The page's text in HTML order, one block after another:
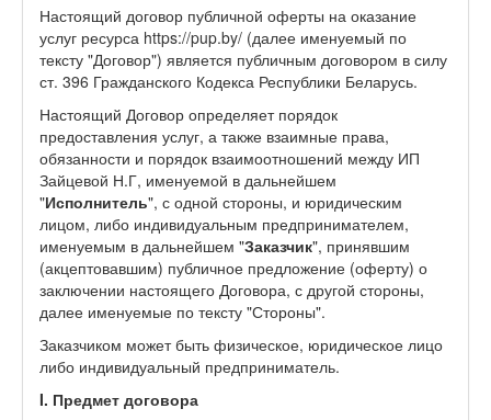
Настоящий договор публичной оферты на оказание
услуг ресурса https://pup.by/ (далее именуемый по
тексту "Договор") является публичным договором в силу
ст. 396 Гражданского Кодекса Республики Беларусь.
Настоящий Договор определяет порядок
предоставления услуг, а также взаимные права,
обязанности и порядок взаимоотношений между ИП
Зайцевой Н.Г, именуемой в дальнейшем
"Исполнитель", с одной стороны, и юридическим
лицом, либо индивидуальным предпринимателем,
именуемым в дальнейшем "Заказчик", принявшим
(акцептовавшим) публичное предложение (оферту) о
заключении настоящего Договора, с другой стороны,
далее именуемые по тексту "Стороны".
Заказчиком может быть физическое, юридическое лицо
либо индивидуальный предприниматель.
I. Предмет договора